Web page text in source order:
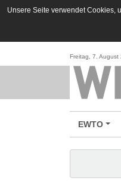
Unsere Seite verwendet Cookies,
Freitag, 7. August
EWTO